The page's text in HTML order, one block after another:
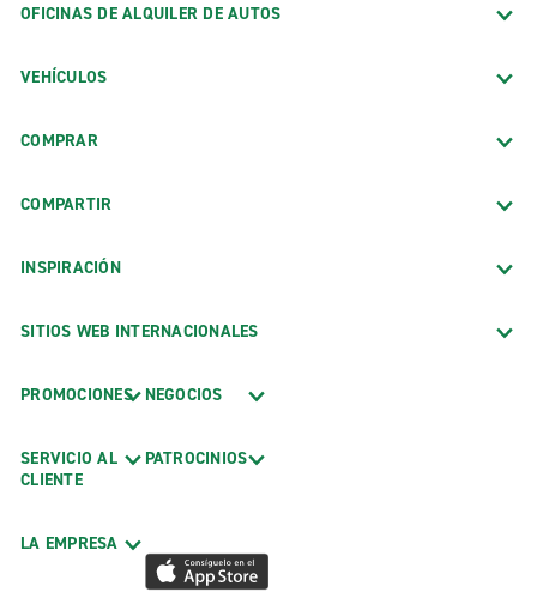
OFICINAS DE ALQUILER DE AUTOS
VEHÍCULOS
COMPRAR
COMPARTIR
INSPIRACIÓN
SITIOS WEB INTERNACIONALES
PROMOCIONES
SERVICIO AL
CLIENTE
LA EMPRESA
NEGOCIOS
PATROCINIOS